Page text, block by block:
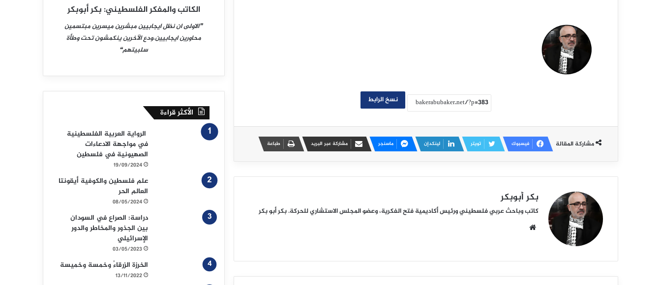
نسخ الرابط
مشاركة المقالة فيسبوك تويتر لينكدإن ماسنجر مشاركة عبر البريد طباعة
بكر أبوبكر
كاتب وباحث عربي فلسطيني ورئيس أكاديمية فتح الفكرية، وعضو المجلس الاستشاري للحركة. بكر أبو بكر
ع
ا
الكاتب والمفكر الفلسطيني: بكر أبوبكر
❞الاولى ان نظل ايجابيين مبشرين ميسرين مبتسمين
محاورين ايجابيين،ودع الآخرين ينكمشون تحت وطأة
سلبيتهم❝
الأكثر قراءة
الرواية العربية الفلسطينية
في مواجهة الادعاءات
الصهيونية في فلسطين
19/09/2024
علم فلسطين والكوفية أيقونتا
العالم الحر
08/05/2024
دراسة: الصراع في السودان
بين الجذور والمخاطر والدور
الإسرائيلي
03/05/2023
الخرزة الزرقاءُ وخمسة وخميسة
13/11/2022